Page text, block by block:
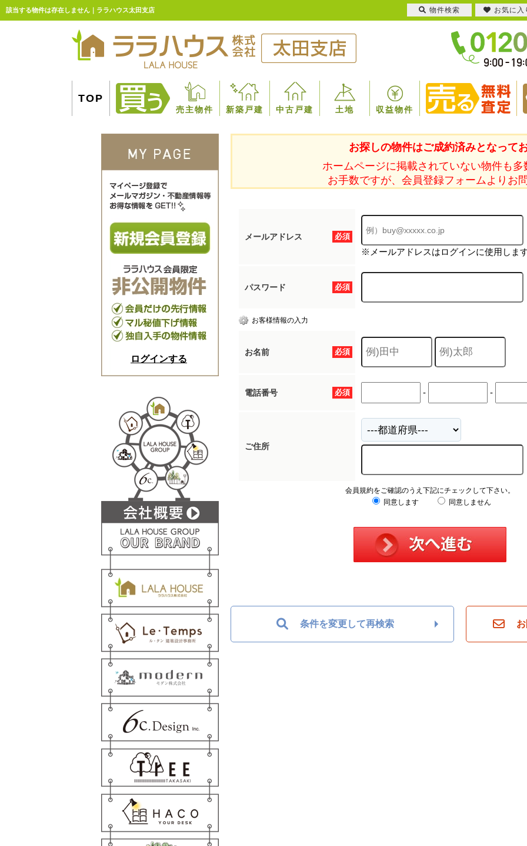
該当する物件は存在しません｜ララハウス太田支店
TOP
売主物件 新築戸建 中古戸建 土地 収益物件
お探しの物件はご成約済みとなってお
ホームページに掲載されていない物件も多
お手数ですが、会員登録フォームよりお
必須
メールアドレス
※メールアドレスはログインに使用します
必須
パスワード
お客様情報の入力
必須
お名前
必須
電話番号 - -
ご住所
会員規約をご確認のうえ下記にチェックして下さい。
同意します
同意しません
条件を変更して再検索
ログインする
物件検索 お気に入